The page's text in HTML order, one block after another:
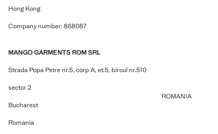
Hong Kong
Company number: 868087
MANGO GARMENTS ROM SRL
Strada Popa Petre nr.5, corp A, et.5, biroul nr.510
sector 2
Bucharest
Romania
ROMANIA